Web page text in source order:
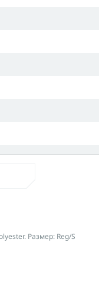
они очень
R (regular) для
Размер: Reg/S